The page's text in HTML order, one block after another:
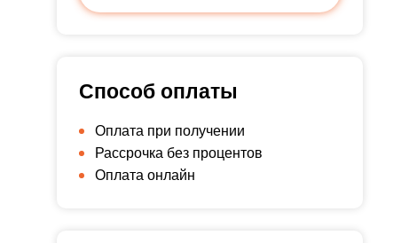
Способ оплаты
Оплата при получении
Рассрочка без процентов
Оплата онлайн